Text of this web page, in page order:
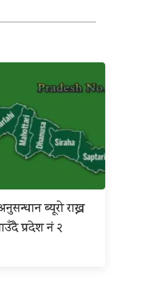
ब्यूरो राख्न
प्रदेश नं २